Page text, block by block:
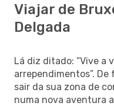
Viajar de
Delgada
Lá diz ditado: “Vive a
arrependimentos”.
sair da sua zona de
numa nova aventura